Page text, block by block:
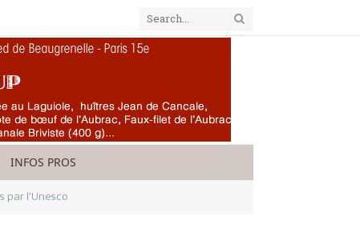
INFOS PROS
par l’Unesco